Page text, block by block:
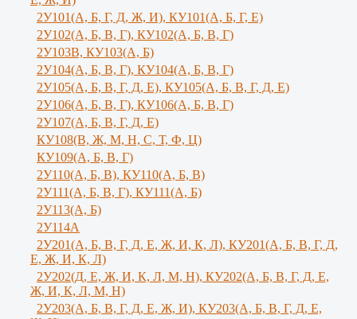
2У101(А, Б, Г, Д, Ж, И), КУ101(А, Б, Г, Е)
2У102(А, Б, В, Г), КУ102(А, Б, В, Г)
2У103В, КУ103(А, Б)
2У104(А, Б, В, Г), КУ104(А, Б, В, Г)
2У105(А, Б, В, Г, Д, Е), КУ105(А, Б, В, Г, Д, Е)
2У106(А, Б, В, Г), КУ106(А, Б, В, Г)
2У107(А, Б, В, Г, Д, Е)
КУ108(В, Ж, М, Н, С, Т, Ф, Ц)
КУ109(А, Б, В, Г)
2У110(А, Б, В), КУ110(А, Б, В)
2У111(А, Б, В, Г), КУ111(А, Б)
2У113(А, Б)
2У114А
2У201(А, Б, В, Г, Д, Е, Ж, И, К, Л), КУ201(А, Б, В, Г, Д,
Е, Ж, И, К, Л)
2У202(Д, Е, Ж, И, К, Л, М, Н), КУ202(А, Б, В, Г, Д, Е,
Ж, И, К, Л, М, Н)
2У203(А, Б, В, Г, Д, Е, Ж, И), КУ203(А, Б, В, Г, Д, Е,